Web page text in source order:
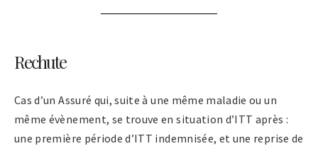
Rechute
Cas d’un Assuré qui, suite à une même maladie ou un
même évènement, se trouve en situation d’ITT après :
une première période d’ITT indemnisée, et une reprise de